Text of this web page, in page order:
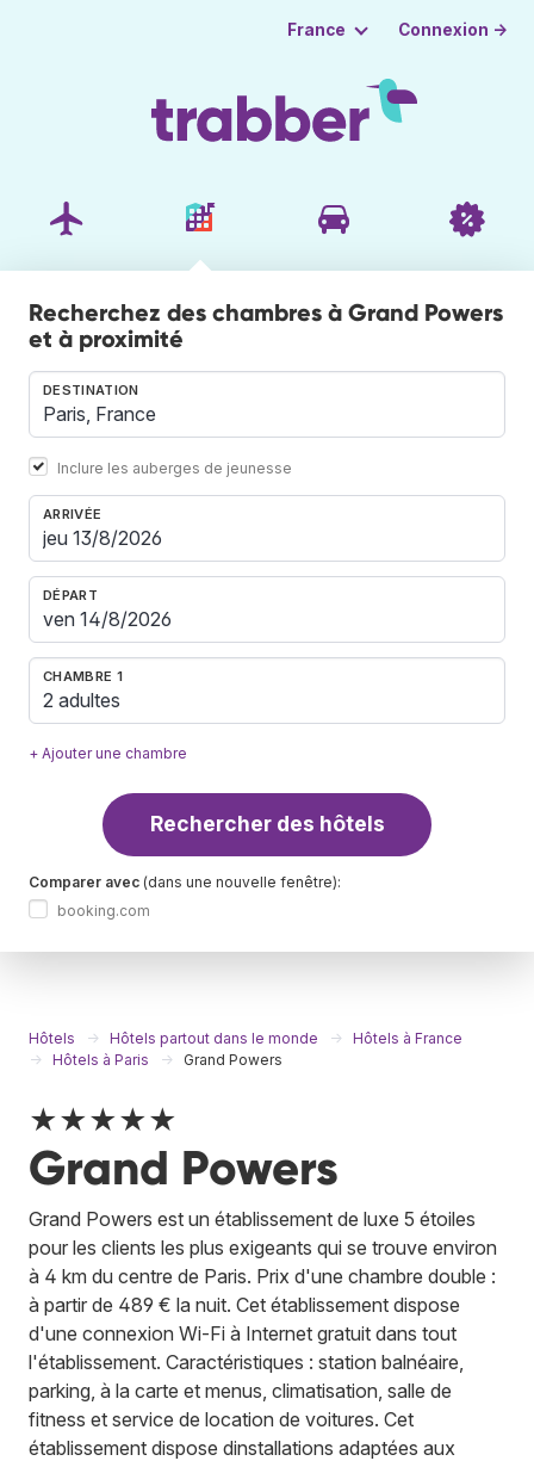
France Connexion →
Recherchez des chambres à Grand Powers
et à proximité
DESTINATION
Inclure les auberges de jeunesse
ARRIVÉE
DÉPART
CHAMBRE 1
2 adultes
+ Ajouter une chambre
Rechercher des hôtels
Comparer avec (dans une nouvelle fenêtre):
booking.com
Hôtels Hôtels partout dans le monde
Hôtels à France
Hôtels à Paris
Grand Powers
★★★★★
Grand Powers
Grand Powers est un établissement de luxe 5 étoiles
pour les clients les plus exigeants qui se trouve environ
à 4 km du centre de Paris. Prix d'une chambre double :
à partir de 489 € la nuit. Cet établissement dispose
d'une connexion Wi-Fi à Internet gratuit dans tout
l'établissement. Caractéristiques : station balnéaire,
parking, à la carte et menus, climatisation, salle de
fitness et service de location de voitures. Cet
établissement dispose dinstallations adaptées aux